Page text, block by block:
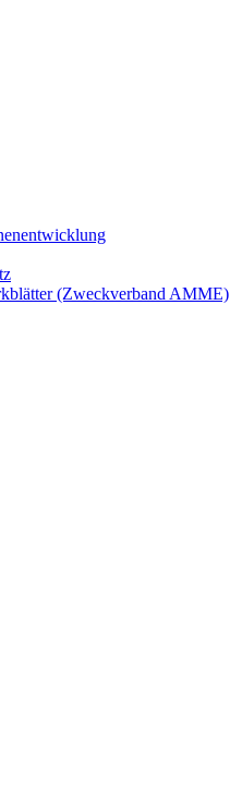
(Zweckverband AMME)